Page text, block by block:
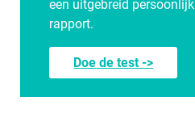
een uitgebreid persoonlijk
rapport.
Doe de test ->